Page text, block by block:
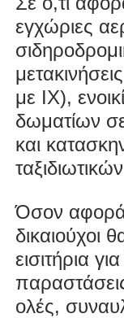
εγχώριες
με ΙΧ),
δωματίων
και
Όσον αφορά
δικαιούχοι
εισιτήρια
ολές,